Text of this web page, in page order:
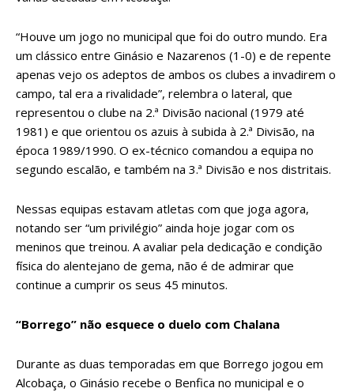
“Houve um jogo no municipal que foi do outro mundo. Era
um clássico entre Ginásio e Nazarenos (1-0) e de repente
apenas vejo os adeptos de ambos os clubes a invadirem o
campo, tal era a rivalidade”, relembra o lateral, que
representou o clube na 2.ª Divisão nacional (1979 até
1981) e que orientou os azuis à subida à 2.ª Divisão, na
época 1989/1990. O ex-técnico comandou a equipa no
segundo escalão, e também na 3.ª Divisão e nos distritais.
Nessas equipas estavam atletas com que joga agora,
notando ser “um privilégio” ainda hoje jogar com os
meninos que treinou. A avaliar pela dedicação e condição
física do alentejano de gema, não é de admirar que
continue a cumprir os seus 45 minutos.
“Borrego” não esquece o duelo com Chalana
Durante as duas temporadas em que Borrego jogou em
Alcobaça, o Ginásio recebe o Benfica no municipal e o